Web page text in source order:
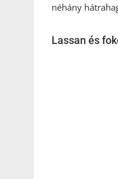
néhány
Lassan és